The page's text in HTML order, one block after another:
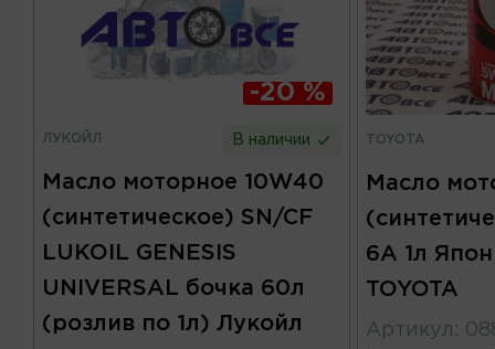
-20 %
ЛУКОЙЛ В наличии
Масло моторное 10W40
(синтетическое) SN/CF
LUKOIL GENESIS
UNIVERSAL бочка 60л
(розлив по 1л) Лукойл
TOYOTA
Масло
6А 1л
TOYOTA
Артикул :